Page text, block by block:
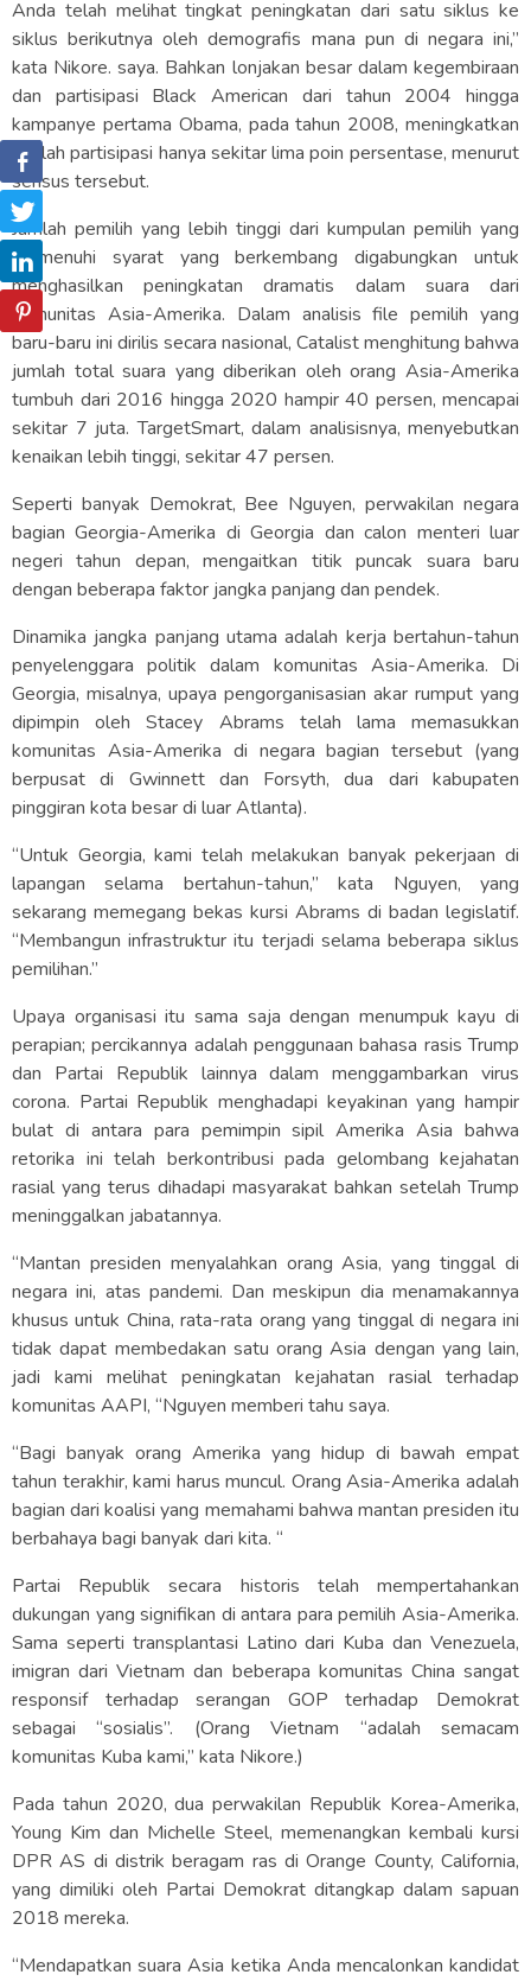
Anda telah melihat tingkat peningkatan dari satu siklus ke
siklus berikutnya oleh demografis mana pun di negara ini,”
kata Nikore. saya. Bahkan lonjakan besar dalam kegembiraan
dan partisipasi Black American dari tahun 2004 hingga
kampanye pertama Obama, pada tahun 2008, meningkatkan
jumlah partisipasi hanya sekitar lima poin persentase, menurut
sensus tersebut.
Jumlah pemilih yang lebih tinggi dari kumpulan pemilih yang
memenuhi syarat yang berkembang digabungkan untuk
menghasilkan peningkatan dramatis dalam suara dari
komunitas Asia-Amerika. Dalam analisis file pemilih yang
baru-baru ini dirilis secara nasional, Catalist menghitung bahwa
jumlah total suara yang diberikan oleh orang Asia-Amerika
tumbuh dari 2016 hingga 2020 hampir 40 persen, mencapai
sekitar 7 juta. TargetSmart, dalam analisisnya, menyebutkan
kenaikan lebih tinggi, sekitar 47 persen.
Seperti banyak Demokrat, Bee Nguyen, perwakilan negara
bagian Georgia-Amerika di Georgia dan calon menteri luar
negeri tahun depan, mengaitkan titik puncak suara baru
dengan beberapa faktor jangka panjang dan pendek.
Dinamika jangka panjang utama adalah kerja bertahun-tahun
penyelenggara politik dalam komunitas Asia-Amerika. Di
Georgia, misalnya, upaya pengorganisasian akar rumput yang
dipimpin oleh Stacey Abrams telah lama memasukkan
komunitas Asia-Amerika di negara bagian tersebut (yang
berpusat di Gwinnett dan Forsyth, dua dari kabupaten
pinggiran kota besar di luar Atlanta).
“Untuk Georgia, kami telah melakukan banyak pekerjaan di
lapangan selama bertahun-tahun,” kata Nguyen, yang
sekarang memegang bekas kursi Abrams di badan legislatif.
“Membangun infrastruktur itu terjadi selama beberapa siklus
pemilihan.”
Upaya organisasi itu sama saja dengan menumpuk kayu di
perapian; percikannya adalah penggunaan bahasa rasis Trump
dan Partai Republik lainnya dalam menggambarkan virus
corona. Partai Republik menghadapi keyakinan yang hampir
bulat di antara para pemimpin sipil Amerika Asia bahwa
retorika ini telah berkontribusi pada gelombang kejahatan
rasial yang terus dihadapi masyarakat bahkan setelah Trump
meninggalkan jabatannya.
“Mantan presiden menyalahkan orang Asia, yang tinggal di
negara ini, atas pandemi. Dan meskipun dia menamakannya
khusus untuk China, rata-rata orang yang tinggal di negara ini
tidak dapat membedakan satu orang Asia dengan yang lain,
jadi kami melihat peningkatan kejahatan rasial terhadap
komunitas AAPI, “Nguyen memberi tahu saya.
“Bagi banyak orang Amerika yang hidup di bawah empat
tahun terakhir, kami harus muncul. Orang Asia-Amerika adalah
bagian dari koalisi yang memahami bahwa mantan presiden itu
berbahaya bagi banyak dari kita. “
Partai Republik secara historis telah mempertahankan
dukungan yang signifikan di antara para pemilih Asia-Amerika.
Sama seperti transplantasi Latino dari Kuba dan Venezuela,
imigran dari Vietnam dan beberapa komunitas China sangat
responsif terhadap serangan GOP terhadap Demokrat
sebagai “sosialis”. (Orang Vietnam “adalah semacam
komunitas Kuba kami,” kata Nikore.)
Pada tahun 2020, dua perwakilan Republik Korea-Amerika,
Young Kim dan Michelle Steel, memenangkan kembali kursi
DPR AS di distrik beragam ras di Orange County, California,
yang dimiliki oleh Partai Demokrat ditangkap dalam sapuan
2018 mereka.
“Mendapatkan suara Asia ketika Anda mencalonkan kandidat